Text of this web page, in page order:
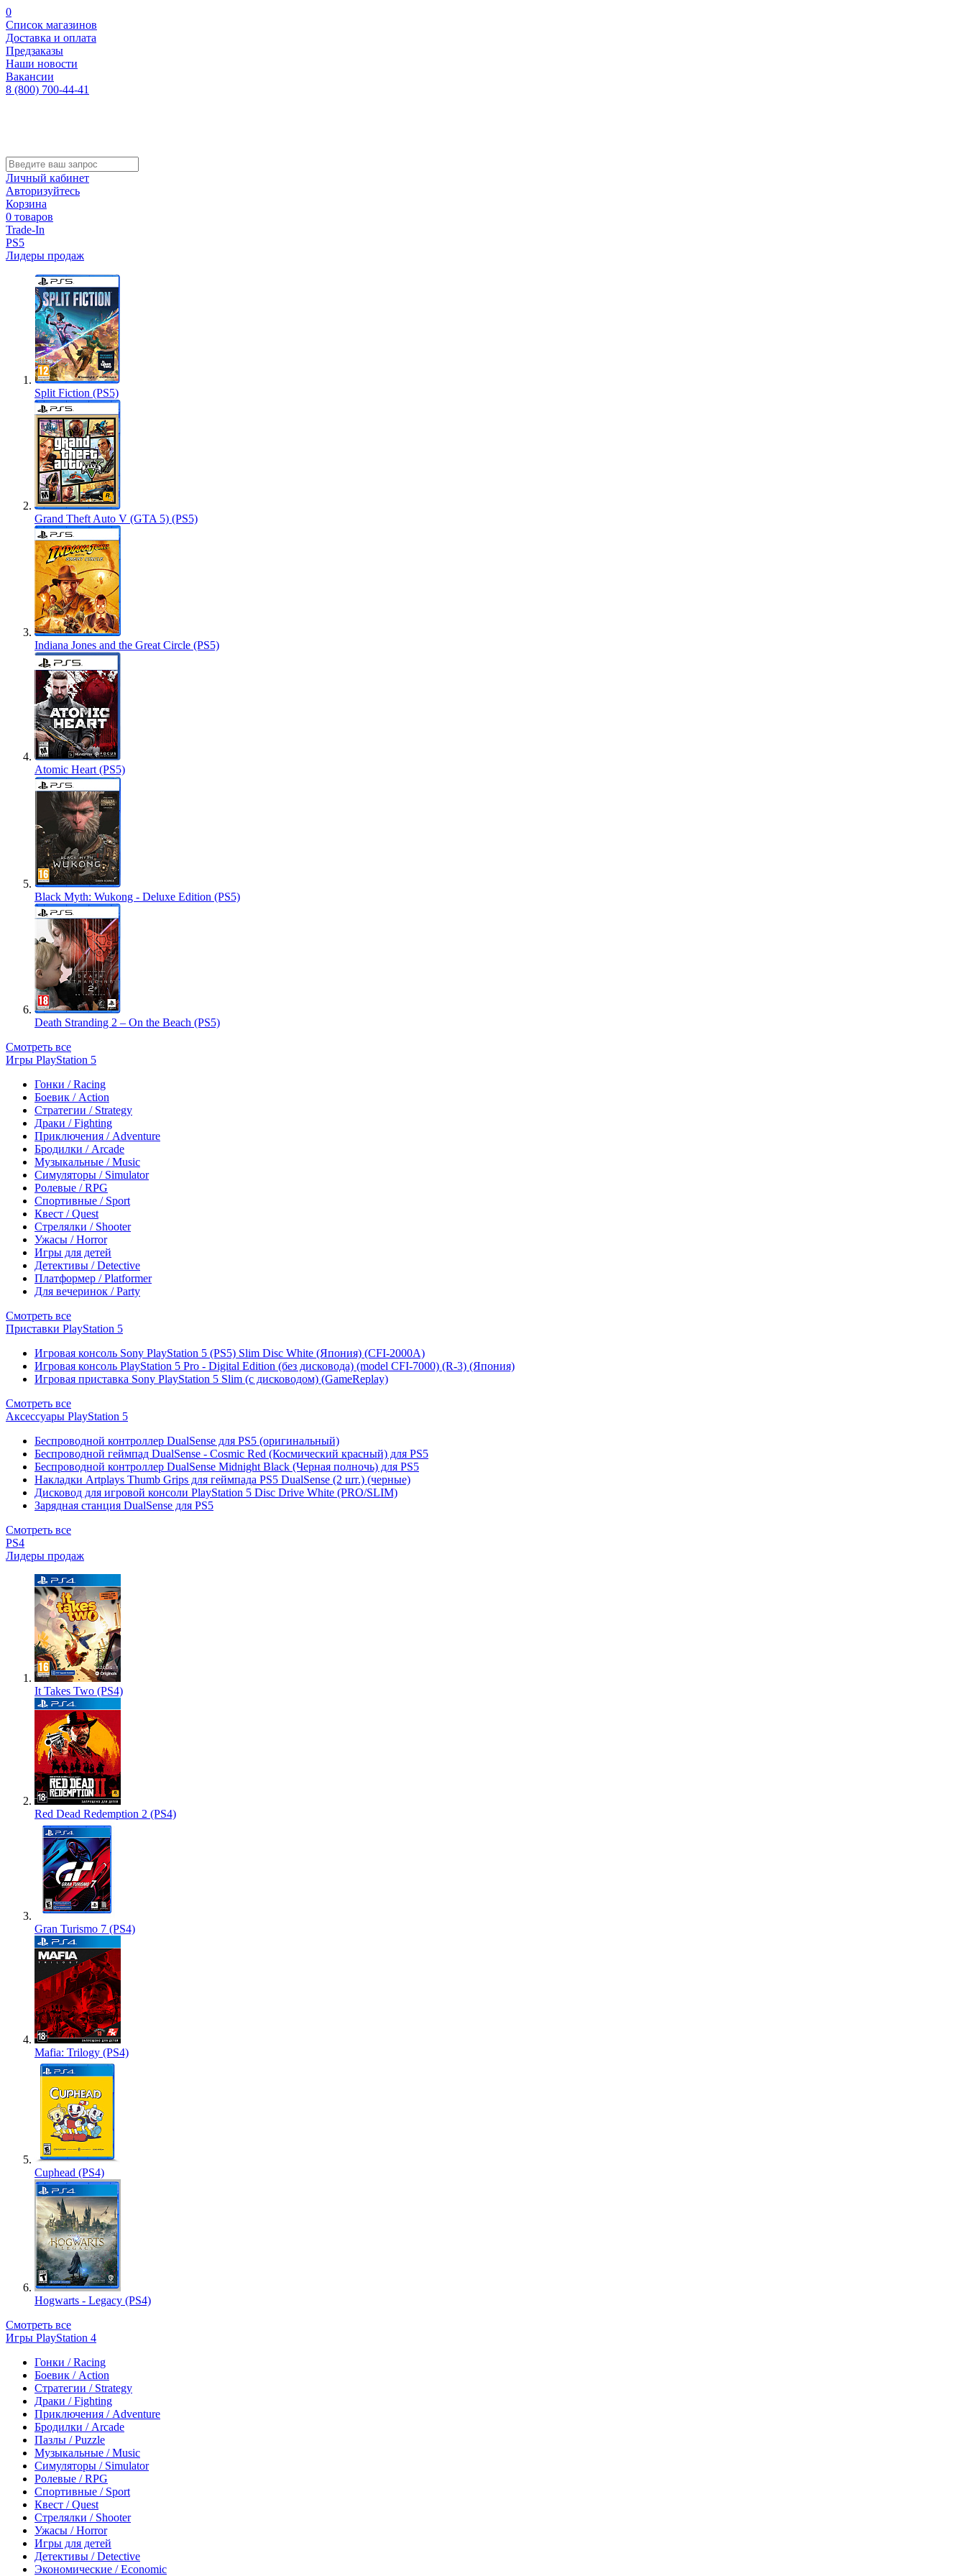
0
Список магазинов
Доставка и оплата
Предзаказы
Наши новости
Вакансии
8 (800) 700-44-41
Личный кабинет
Авторизуйтесь
Корзина
0 товаров
Trade-In
PS5
Лидеры продаж
Split Fiction (PS5)
Grand Theft Auto V (GTA 5) (PS5)
Indiana Jones and the Great Circle (PS5)
Atomic Heart (PS5)
Black Myth: Wukong - Deluxe Edition (PS5)
Death Stranding 2 – On the Beach (PS5)
Смотреть все
Игры PlayStation 5
Гонки / Racing
Боевик / Action
Стратегии / Strategy
Драки / Fighting
Приключения / Adventure
Бродилки / Arcade
Музыкальные / Music
Симуляторы / Simulator
Ролевые / RPG
Спортивные / Sport
Квест / Quest
Стрелялки / Shooter
Ужасы / Horror
Игры для детей
Детективы / Detective
Платформер / Platformer
Для вечеринок / Party
Смотреть все
Приставки PlayStation 5
Игровая консоль Sony PlayStation 5 (PS5) Slim Disc White (Япония) (CFI-2000A)
Игровая консоль PlayStation 5 Pro - Digital Edition (без дисковода) (model CFI-7000) (R-3) (Япония)
Игровая приставка Sony PlayStation 5 Slim (с дисководом) (GameReplay)
Смотреть все
Аксессуары PlayStation 5
Беспроводной контроллер DualSense для PS5 (оригинальный)
Беспроводной геймпад DualSense - Cosmic Red (Космический красный) для PS5
Беспроводной контроллер DualSense Midnight Black (Черная полночь) для PS5
Накладки Artplays Thumb Grips для геймпада PS5 DualSense (2 шт.) (черные)
Дисковод для игровой консоли PlayStation 5 Disc Drive White (PRO/SLIM)
Зарядная станция DualSense для PS5
Смотреть все
PS4
Лидеры продаж
It Takes Two (PS4)
Red Dead Redemption 2 (PS4)
Gran Turismo 7 (PS4)
Mafia: Trilogy (PS4)
Cuphead (PS4)
Hogwarts - Legacy (PS4)
Смотреть все
Игры PlayStation 4
Гонки / Racing
Боевик / Action
Стратегии / Strategy
Драки / Fighting
Приключения / Adventure
Бродилки / Arcade
Пазлы / Puzzle
Музыкальные / Music
Симуляторы / Simulator
Ролевые / RPG
Спортивные / Sport
Квест / Quest
Стрелялки / Shooter
Ужасы / Horror
Игры для детей
Детективы / Detective
Экономические / Economic